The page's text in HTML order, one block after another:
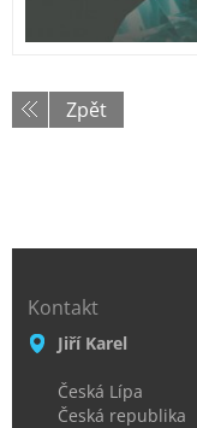
Zpět
Kontakt
Jiří Karel
Česká Lípa
Česká republika